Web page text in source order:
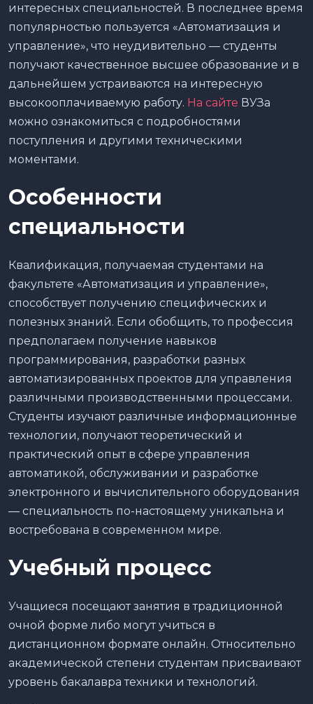
интересных специальностей. В последнее время
популярностью пользуется «Автоматизация и
управление», что неудивительно — студенты
получают качественное высшее образование и в
дальнейшем устраиваются на интересную
высокооплачиваемую работу. На сайте ВУЗа
можно ознакомиться с подробностями
поступления и другими техническими
моментами.
Особенности
специальности
Квалификация, получаемая студентами на
факультете «Автоматизация и управление»,
способствует получению специфических и
полезных знаний. Если обобщить, то профессия
предполагаем получение навыков
программирования, разработки разных
автоматизированных проектов для управления
различными производственными процессами.
Студенты изучают различные информационные
технологии, получают теоретический и
практический опыт в сфере управления
автоматикой, обслуживании и разработке
электронного и вычислительного оборудования
— специальность по-настоящему уникальна и
востребована в современном мире.
Учебный процесс
Учащиеся посещают занятия в традиционной
очной форме либо могут учиться в
дистанционном формате онлайн. Относительно
академической степени студентам присваивают
уровень бакалавра техники и технологий.